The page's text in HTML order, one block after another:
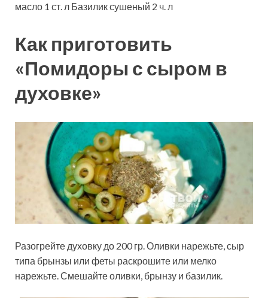
масло 1 ст. л Базилик сушеный 2 ч. л
Как приготовить
«Помидоры с сыром в
духовке»
Разогрейте духовку до 200 гр. Оливки нарежьте, сыр
типа брынзы или феты раскрошите или мелко
нарежьте. Смешайте оливки, брынзу и базилик.